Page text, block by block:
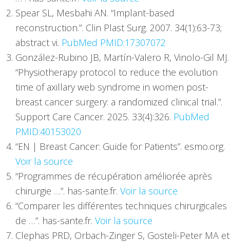
Spear SL, Mesbahi AN. “Implant-based
reconstruction.”. Clin Plast Surg. 2007. 34(1):63-73;
abstract vi. PubMed PMID:17307072
González-Rubino JB, Martín-Valero R, Vinolo-Gil MJ.
“Physiotherapy protocol to reduce the evolution
time of axillary web syndrome in women post-
breast cancer surgery: a randomized clinical trial.”.
Support Care Cancer. 2025. 33(4):326. PubMed
PMID:40153020
“EN | Breast Cancer: Guide for Patients”. esmo.org.
Voir la source
“Programmes de récupération améliorée après
chirurgie …”. has-sante.fr. Voir la source
“Comparer les différentes techniques chirurgicales
de …”. has-sante.fr. Voir la source
Clephas PRD, Orbach-Zinger S, Gosteli-Peter MA et